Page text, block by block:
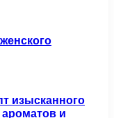
изысканного
и